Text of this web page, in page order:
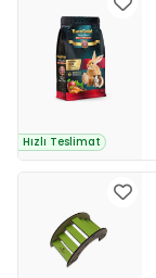
Hızlı Teslimat